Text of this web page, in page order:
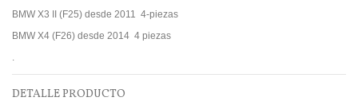
BMW X3 II (F25) desde 2011 4-piezas
BMW X4 (F26) desde 2014 4 piezas
DETALLE PRODUCTO